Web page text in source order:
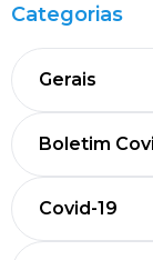
Categorias
Gerais
Boletim
Covid-19